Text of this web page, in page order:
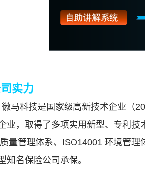
实力
徽马科技是国家级高新技术企业（
业，取得了多项实用新型、专利
量管理体系、ISO14001 环境管
知名保险公司承保。